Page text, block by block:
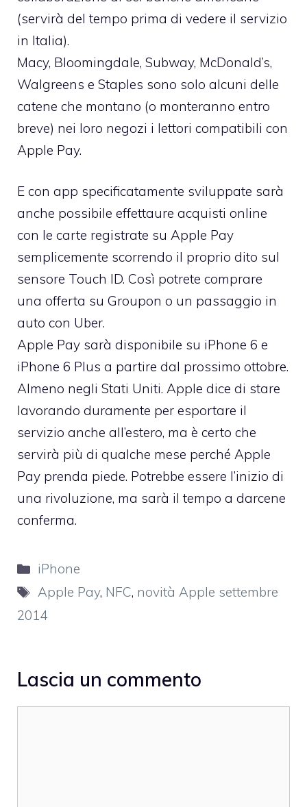
(servirà del tempo prima di vedere il servizio
in Italia).
Macy, Bloomingdale, Subway, McDonald’s,
Walgreens e Staples sono solo alcuni delle
catene che montano (o monteranno entro
breve) nei loro negozi i lettori compatibili con
Apple Pay.
E con app specificatamente sviluppate sarà
anche possibile effettaure acquisti online
con le carte registrate su Apple Pay
semplicemente scorrendo il proprio dito sul
sensore Touch ID. Così potrete comprare
una offerta su Groupon o un passaggio in
auto con Uber.
Apple Pay sarà disponibile su iPhone 6 e
iPhone 6 Plus a partire dal prossimo ottobre.
Almeno negli Stati Uniti. Apple dice di stare
lavorando duramente per esportare il
servizio anche all’estero, ma è certo che
servirà più di qualche mese perché Apple
Pay prenda piede. Potrebbe essere l’inizio di
una rivoluzione, ma sarà il tempo a darcene
conferma.
Categorie
iPhone
Tag
Apple Pay, NFC, novità Apple settembre
2014
Lascia un commento